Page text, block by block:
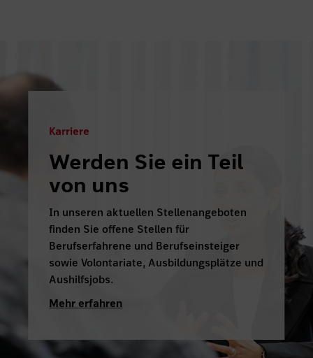
Karriere
Werden Sie ein Teil
von uns
In unseren aktuellen Stellenangeboten
finden Sie offene Stellen für
Berufserfahrene und Berufseinsteiger
sowie Volontariate, Ausbildungsplätze und
Aushilfsjobs.
Mehr erfahren